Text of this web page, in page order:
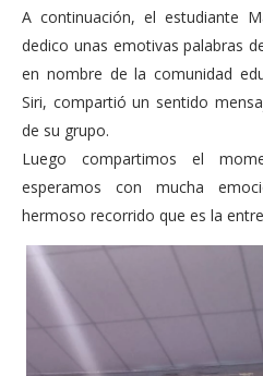
A continuación, el estudiante
dedico unas emotivas palabras
en nombre de la comunidad
Siri, compartió un sentido
de su grupo.
Luego compartimos el
esperamos con mucha
hermoso recorrido que es la